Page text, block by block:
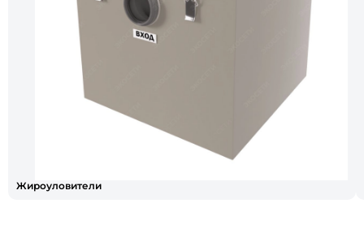
Жироуловители